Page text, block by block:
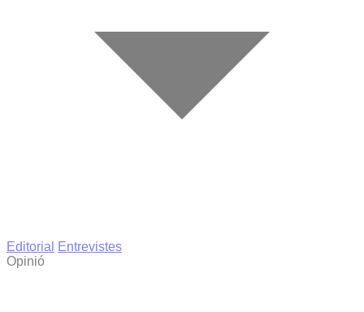
Editorial
Entrevistes
Opinió